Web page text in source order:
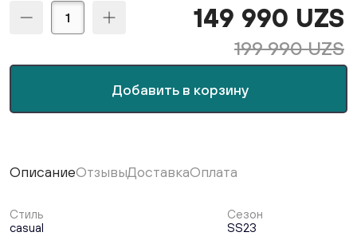
Добавить в корзину
149 990 UZS
199 990 UZS
ОписаниеОтзывыДоставкаОплата
Стиль
casual
Сезон
SS23